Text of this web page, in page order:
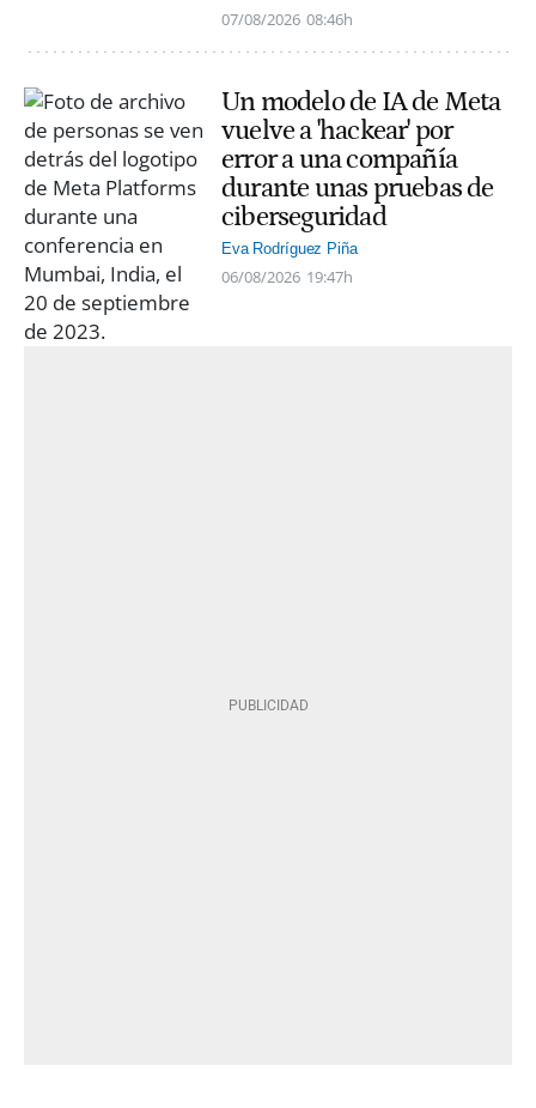
07/08/2026 08:46h
Un modelo de IA de Meta
vuelve a 'hackear' por
error a una compañía
durante unas pruebas de
ciberseguridad
Eva Rodríguez Piña
06/08/2026 19:47h